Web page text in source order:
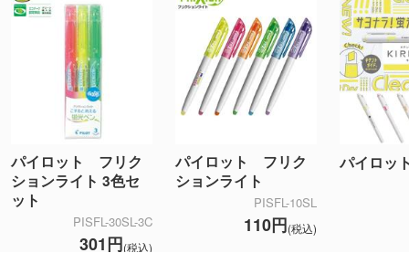
パイロット フリク
ションライト 3色セ
ット
PISFL-30SL-3C
301円(税込)
パイロット フリク
ションライト
PISFL-10SL
110円(税込)
パイロッ